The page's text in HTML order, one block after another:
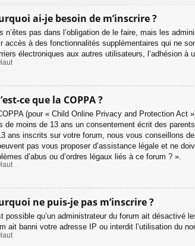
ai-je besoin de m’inscrire ?
n’êtes pas dans l’obligation de le faire, mais les
accès à des fonctionnalités supplémentaires qui ne
électroniques aux autres utilisateurs, l’adhésion à
ce que la COPPA ?
(pour « Child Online Privacy and Protection
de moins de 13 ans un consentement écrit des
ans inscrits sur votre forum, nous vous conseillons
pas vous proposer d’assistance légale et ne
d’abus ou d’ordres légaux liés à ce forum ? ».
ne puis-je pas m’inscrire ?
possible qu’un administrateur du forum ait désactivé
ait banni votre adresse IP ou interdit l’utilisation du